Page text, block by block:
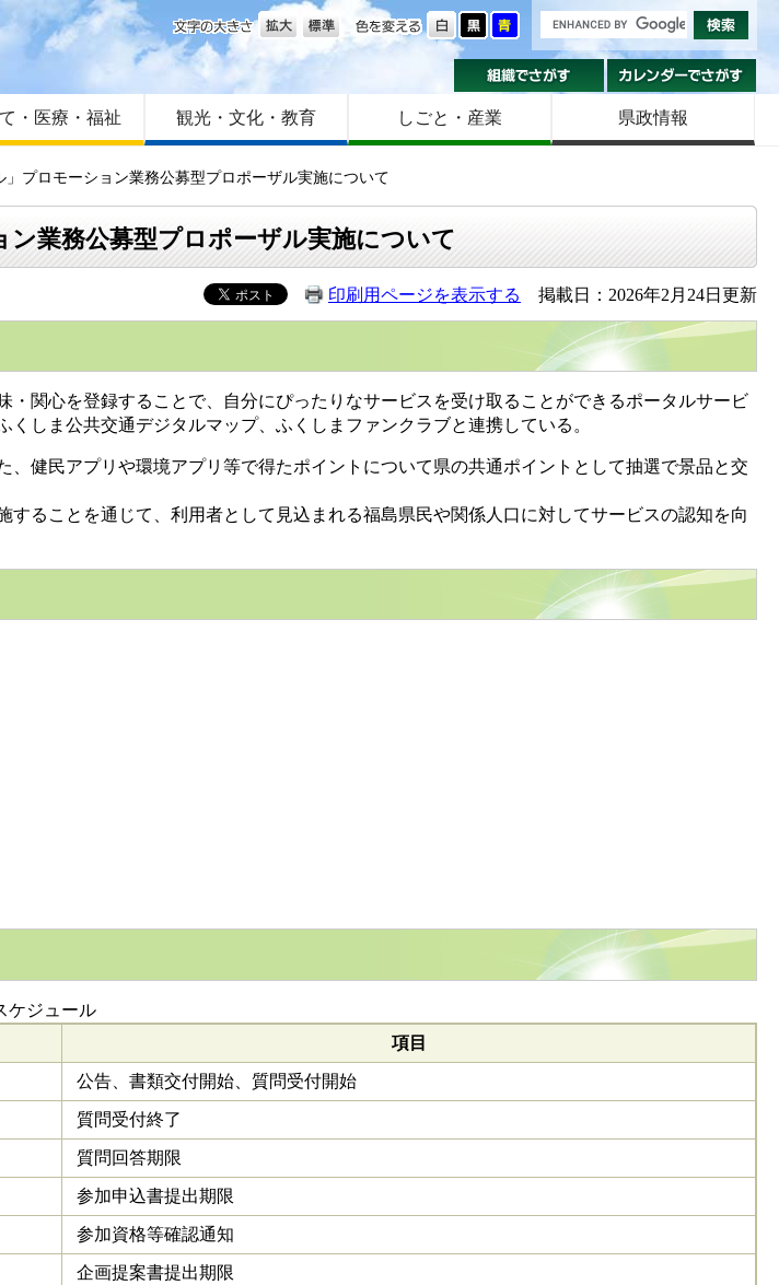
ての方へ
language
マップ
色を変える
文字の大きさ
組織でさがす
・医療・福祉 観光・文化・教育 しごと・産業 県政情報
プロモーション業務公募型プロポーザル実施について
ン業務公募型プロポーザル実施について
印刷用ページを表示する 掲載日：2026年2月24日更新
関心を登録することで、自分にぴったりなサービスを受け取ることができるポータルサービ
しま公共交通デジタルマップ、ふくしまファンクラブと連携している。
健民アプリや環境アプリ等で得たポイントについて県の共通ポイントとして抽選で景品と交
ることを通じて、利用者として見込まれる福島県民や関係人口に対してサービスの認知を向
ケジュール
項目
公告、書類交付開始、質問受付開始
質問受付終了
質問回答期限
参加申込書提出期限
参加資格等確認通知
企画提案書提出期限